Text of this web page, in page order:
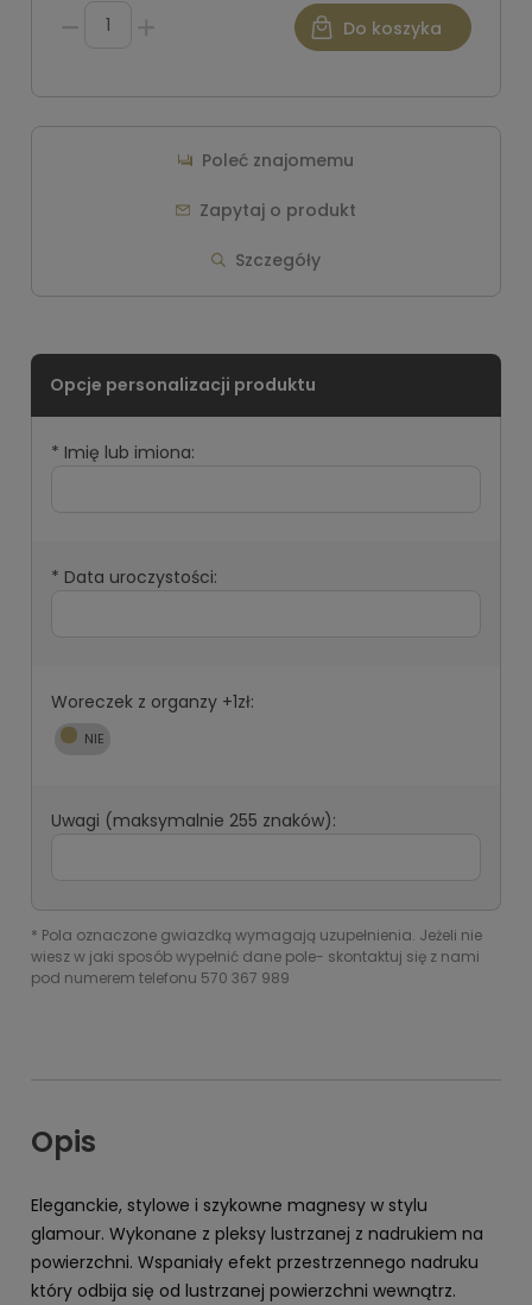
* Imię lub imiona:
* Data uroczystości:
Woreczek z organzy +1zł:
Uwagi (maksymalnie 255 znaków):
* Pola oznaczone gwiazdką wymagają uzupełnienia. Jeżeli nie
wiesz w jaki sposób wypełnić dane pole- skontaktuj się z nami
pod numerem telefonu 570 367 989
Do koszyka
Szczegóły
Zapytaj o produkt
Poleć znajomemu
Opis
Eleganckie, stylowe i szykowne magnesy w stylu
glamour. Wykonane z pleksy lustrzanej z nadrukiem na
powierzchni. Wspaniały efekt przestrzennego nadruku
który odbija się od lustrzanej powierzchni wewnątrz.